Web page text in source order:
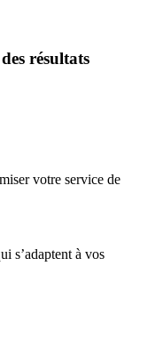
résultats
votre service de
s’adaptent à vos